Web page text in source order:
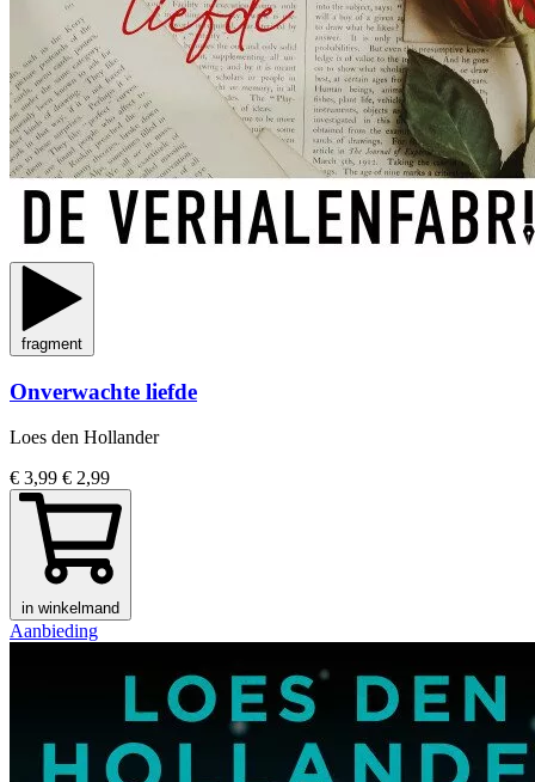
fragment
Onverwachte liefde
Loes den Hollander
€ 3,99 € 2,99
in winkelmand
Aanbieding